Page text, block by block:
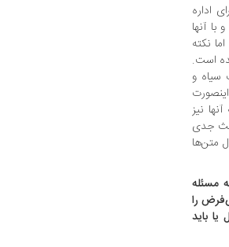
اداره
با آنها
نکته
است.
سیاه و
نیز
جدی
متن‌ها
مسئله
را
باید